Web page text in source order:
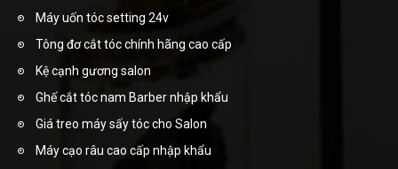
Máy uốn tóc setting 24v
Tông đơ cắt tóc chính hãng cao cấp
Kệ cạnh gương salon
Ghế cắt tóc nam Barber nhập khẩu
Giá treo máy sấy tóc cho Salon
Máy cạo râu cao cấp nhập khẩu